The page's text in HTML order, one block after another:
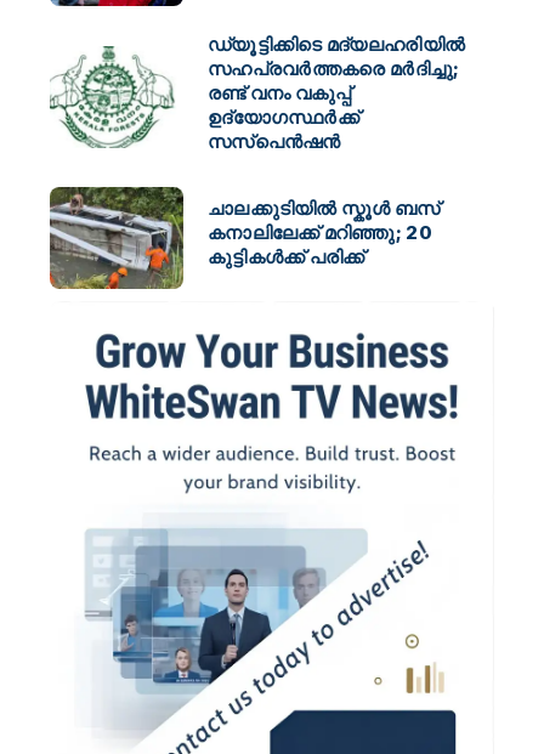
ഡ്യൂട്ടിക്കിടെ മദ്യലഹരിയിൽ
സഹപ്രവർത്തകരെ മർദിച്ചു;
രണ്ട് വനം വകുപ്പ്
ഉദ്യോഗസ്ഥർക്ക്
സസ്പെൻഷൻ
ചാലക്കുടിയിൽ സ്കൂൾ ബസ്
കനാലിലേക്ക് മറിഞ്ഞു; 20
കുട്ടികൾക്ക് പരിക്ക്